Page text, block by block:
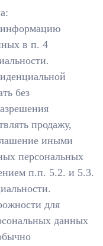
информацию
в п. 4
без
продажу,
иными
персональных
п.п. 5.2. и 5.3.
для
данных